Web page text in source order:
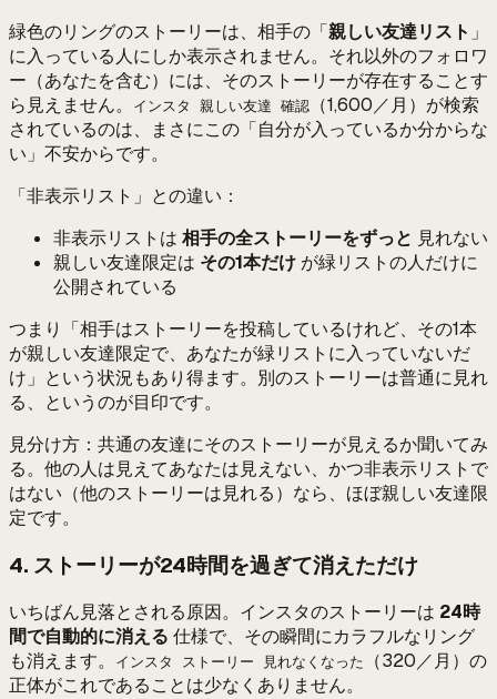
緑色のリングのストーリーは、相手の「親しい友達リスト 」
に入っている人にしか表示されません。それ以外のフォロワ
ー（あなたを含む）には、そのストーリーが存在することす
ら見えません。
インスタ 親しい友達 確認
（1,600／月）が検索
されているのは、まさにこの「自分が入っているか分からな
い」不安からです。
「非表示リスト」との違い：
非表示リストは 相手の全ストーリーをずっと 見れない
親しい友達限定は その1本だけ が緑リストの人だけに
公開されている
つまり「相手はストーリーを投稿しているけれど、その1本
が親しい友達限定で、あなたが緑リストに入っていないだ
け」という状況もあり得ます。別のストーリーは普通に見れ
る、というのが目印です。
見分け方：共通の友達にそのストーリーが見えるか聞いてみ
る。他の人は見えてあなたは見えない、かつ非表示リストで
はない（他のストーリーは見れる）なら、ほぼ親しい友達限
定です。
4. ストーリーが24時間を過ぎて消えただけ
いちばん見落とされる原因。インスタのストーリーは 24時
間で自動的に消える 仕様で、その瞬間にカラフルなリング
も消えます。
インスタ ストーリー 見れなくなった
（320／月）の
正体がこれであることは少なくありません。